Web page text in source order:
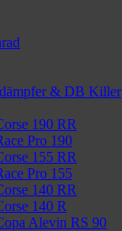
& DB Killer
190 RR
Pro 190
155 RR
Pro 155
140 RR
140 R
Alevin RS 90